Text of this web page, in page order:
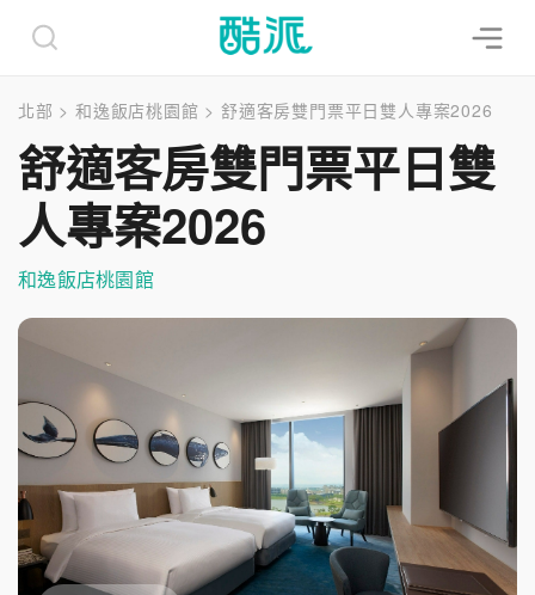
北部 >和逸飯店桃園館 >舒適客房雙門票平日雙人專案2026
舒適客房雙門票平日雙
人專案2026
和逸飯店桃園館